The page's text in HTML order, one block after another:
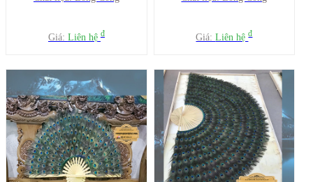
Giá: Liên hệ đ Giá:Liên hệđ